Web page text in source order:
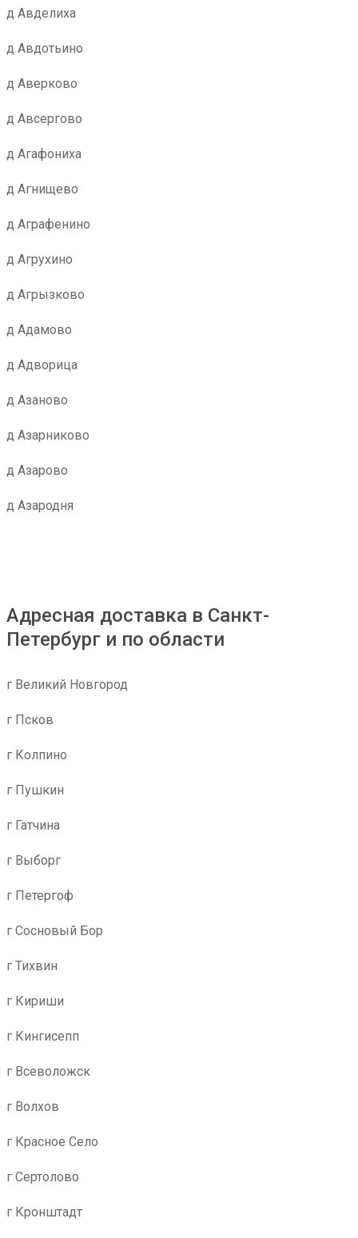
д Авделиха
д Авдотьино
д Аверково
д Авсергово
д Агафониха
д Агнищево
д Аграфенино
д Агрухино
д Агрызково
д Адамово
д Адворица
д Азаново
д Азарниково
д Азарово
д Азародня
Адресная доставка в Санкт-
Петербург и по области
г Великий Новгород
г Псков
г Колпино
г Пушкин
г Гатчина
г Выборг
г Петергоф
г Сосновый Бор
г Тихвин
г Кириши
г Кингисепп
г Всеволожск
г Волхов
г Красное Село
г Сертолово
г Кронштадт